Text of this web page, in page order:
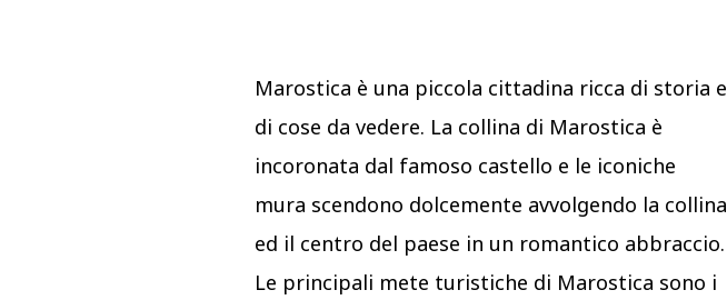
Marostica è una piccola cittadina ricca di storia e
di cose da vedere. La collina di Marostica è
incoronata dal famoso castello e le iconiche
mura scendono dolcemente avvolgendo la collina
ed il centro del paese in un romantico abbraccio.
Le principali mete turistiche di Marostica sono i